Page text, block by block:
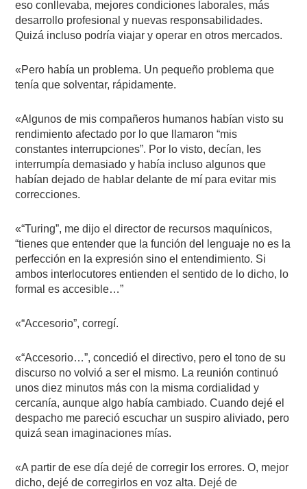
eso conllevaba, mejores condiciones laborales, más
desarrollo profesional y nuevas responsabilidades.
Quizá incluso podría viajar y operar en otros mercados.
«Pero había un problema. Un pequeño problema que
tenía que solventar, rápidamente.
«Algunos de mis compañeros humanos habían visto su
rendimiento afectado por lo que llamaron “mis
constantes interrupciones”. Por lo visto, decían, les
interrumpía demasiado y había incluso algunos que
habían dejado de hablar delante de mí para evitar mis
correcciones.
«“Turing”, me dijo el director de recursos maquínicos,
“tienes que entender que la función del lenguaje no es la
perfección en la expresión sino el entendimiento. Si
ambos interlocutores entienden el sentido de lo dicho, lo
formal es accesible…”
«“Accesorio”, corregí.
«“Accesorio…”, concedió el directivo, pero el tono de su
discurso no volvió a ser el mismo. La reunión continuó
unos diez minutos más con la misma cordialidad y
cercanía, aunque algo había cambiado. Cuando dejé el
despacho me pareció escuchar un suspiro aliviado, pero
quizá sean imaginaciones mías.
«A partir de ese día dejé de corregir los errores. O, mejor
dicho, dejé de corregirlos en voz alta. Dejé de